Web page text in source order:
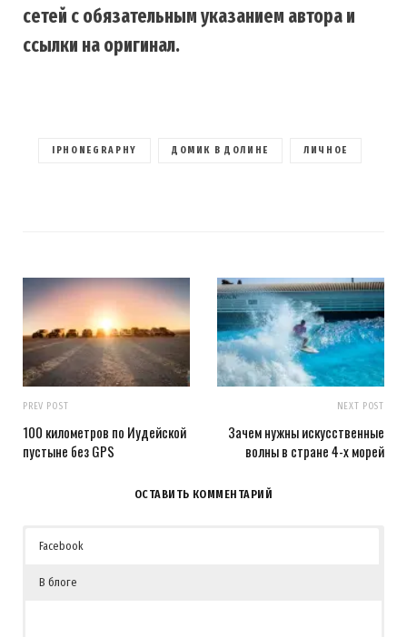
сетей с обязательным указанием автора и
ссылки на оригинал.
IPHONEGRAPHY ДОМИК В ДОЛИНЕ ЛИЧНОЕ
PREV POST
100 километров по Иудейской
пустыне без GPS
NEXT POST
Зачем нужны искусственные
волны в стране 4-х морей
ОСТАВИТЬ КОММЕНТАРИЙ
Facebook
В блоге